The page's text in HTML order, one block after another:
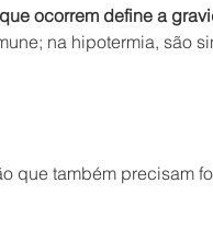
ocorrem define a
na hipotermia, são
que também precisam